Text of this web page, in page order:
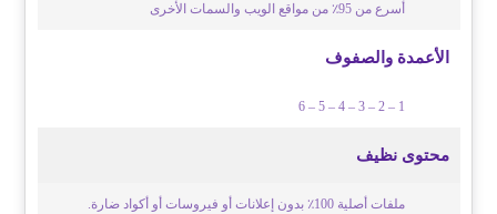
أسرع من 95٪ من مواقع الويب والسمات الأخرى
الأعمدة والصفوف
1 – 2 – 3 – 4 – 5 – 6
محتوى نظيف
ملفات أصلية 100٪ بدون إعلانات أو فيروسات أو أكواد ضارة.